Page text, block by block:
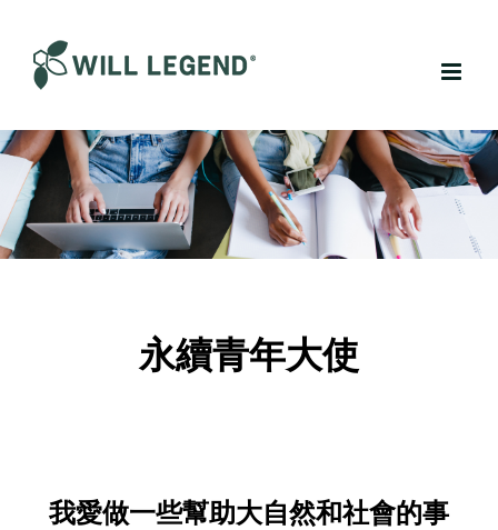
content
永續青年大使
我愛做一些幫助大自然和社會的事